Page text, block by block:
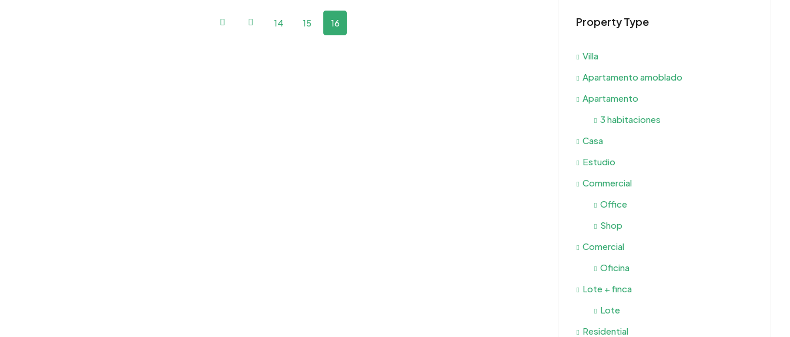
14 15 16 Property Type
Villa
Apartamento amoblado
Apartamento
3 habitaciones
Casa
Estudio
Commercial
Office
Shop
Comercial
Oficina
Lote + finca
Lote
Residential